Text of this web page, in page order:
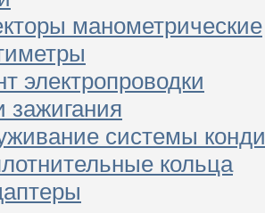
манометрические
электропроводки
зажигания
системы
кольца